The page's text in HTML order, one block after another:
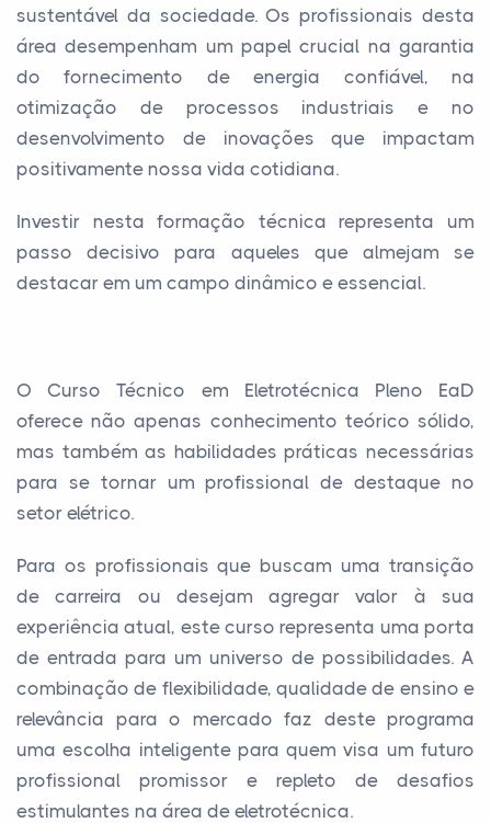
sustentável da sociedade. Os profissionais desta
área desempenham um papel crucial na garantia
do fornecimento de energia confiável, na
otimização de processos industriais e no
desenvolvimento de inovações que impactam
positivamente nossa vida cotidiana.
Investir nesta formação técnica representa um
passo decisivo para aqueles que almejam se
destacar em um campo dinâmico e essencial.
O Curso Técnico em Eletrotécnica Pleno EaD
oferece não apenas conhecimento teórico sólido,
mas também as habilidades práticas necessárias
para se tornar um profissional de destaque no
setor elétrico.
Para os profissionais que buscam uma transição
de carreira ou desejam agregar valor à sua
experiência atual, este curso representa uma porta
de entrada para um universo de possibilidades. A
combinação de flexibilidade, qualidade de ensino e
relevância para o mercado faz deste programa
uma escolha inteligente para quem visa um futuro
profissional promissor e repleto de desafios
estimulantes na área de eletrotécnica.